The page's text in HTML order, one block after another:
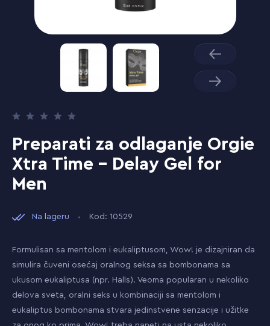
Preparati za odlaganje Orgie
Xtra Time - Delay Gel for
Men
Na lageru Kod: 10529
Formulisan sa mentolom i eukaliptusom, Wow! je dizajniran da
simulira čuveni osećaj oralnog seksa sa bombonama sa
ukusom eukaliptusa (npr. Halls). Veoma popularan u nekoliko
delova sveta, oralni seks u kombinaciji sa mentolom i
eukaliptus bombonama stvara jedinstvene senzacije i užitke